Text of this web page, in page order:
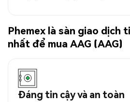
Phemex là sàn giao
nhất để mua AAG (AAG)
Đáng tin cậy và an toàn